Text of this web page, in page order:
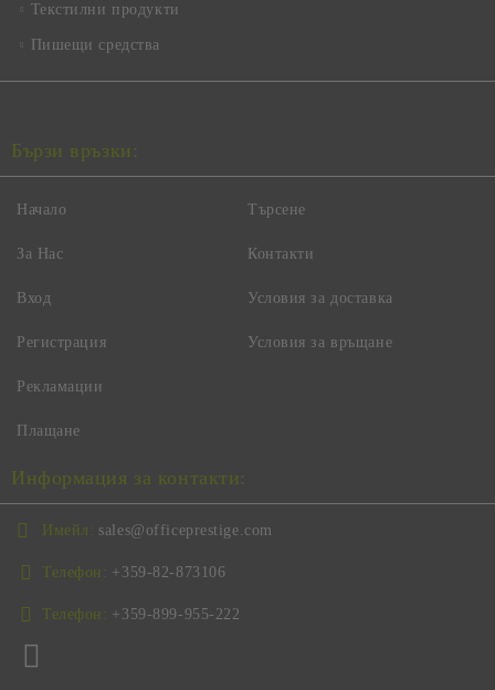
Текстилни продукти
Пишещи средства
Бързи връзки:
Начало
За Нас
Вход
Регистрация
Търсене
Контакти
Условия за доставка
Условия за връщане
Рекламации
Плащане
Информация за контакти:
Имейл: sales@officeprestige.com
Телефон: +359-82-873106
Телефон: +359-899-955-222